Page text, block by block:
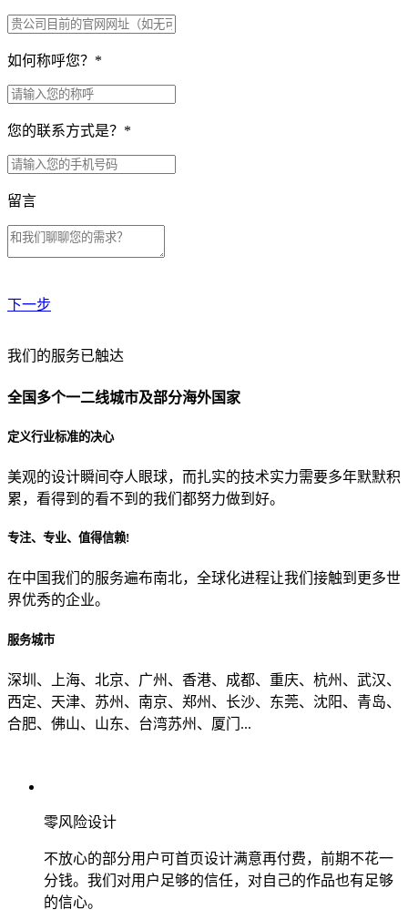
如何称呼您？ *
您的联系方式是？ *
留言
下一步
贵公司预算范围是？
贵公司的团队规模是？
目前主要的营销渠道是？
我们的服务已触达
全国多个一二线城市及部分海外国家
定义行业标准的决心
美观的设计瞬间夺人眼球，而扎实的技术实力需要多年默默积
累，看得到的看不到的我们都努力做到好。
专注、专业、值得信赖!
在中国我们的服务遍布南北，全球化进程让我们接触到更多世
界优秀的企业。
服务城市
深圳、上海、北京、广州、香港、成都、重庆、杭州、武汉、
西定、天津、苏州、南京、郑州、长沙、东莞、沈阳、青岛、
合肥、佛山、山东、台湾苏州、厦门...
零风险设计
不放心的部分用户可首页设计满意再付费，前期不花一
分钱。我们对用户足够的信任，对自己的作品也有足够
的信心。